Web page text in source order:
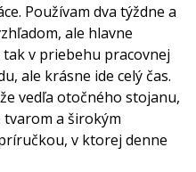
Používam dva týždne a
ale hlavne
v priebehu pracovnej
ale krásne ide celý čas.
vedľa otočného stojanu,
a širokým
v ktorej denne